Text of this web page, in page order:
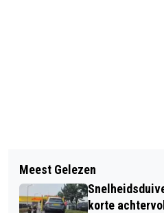
PRINS, SUPERHELD
WIE ZOUDE WILLE
HET ZOMERSE WEER
OPNIEUW KANS OP
Meest Gelezen
korte